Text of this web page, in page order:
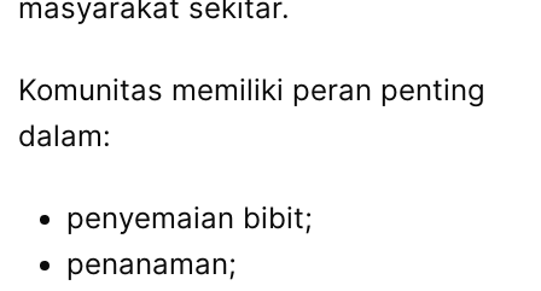
masyarakat sekitar.
Komunitas memiliki peran penting
dalam:
penyemaian bibit;
penanaman;